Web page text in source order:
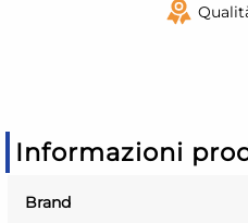
Informazioni
Brand